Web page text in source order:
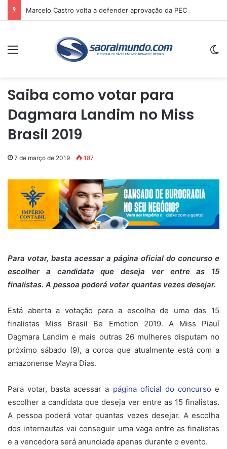
Menu
Saiba como votar para
Dagmara Landim no Miss
Brasil 2019
7 de março de 2019 187
Para votar, basta acessar a página oficial do concurso e
escolher a candidata que deseja ver entre as 15
finalistas. A pessoa poderá votar quantas vezes desejar.
Está aberta a votação para a escolha de uma das 15
finalistas Miss Brasil Be Emotion 2019. A Miss Piauí
Dagmara Landim e mais outras 26 mulheres disputam no
próximo sábado (9), a coroa que atualmente está com a
amazonense Mayra Dias.
Para votar, basta acessar a página oficial do concurso e
escolher a candidata que deseja ver entre as 15 finalistas.
A pessoa poderá votar quantas vezes desejar. A escolha
dos internautas vai conseguir uma vaga entre as finalistas
e a vencedora será anunciada apenas durante o evento.